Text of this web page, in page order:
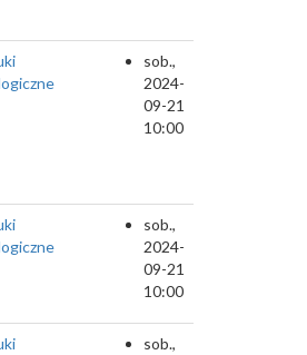
sob.,
2024-
09-21
10:00
sob.,
2024-
09-21
10:00
sob.,